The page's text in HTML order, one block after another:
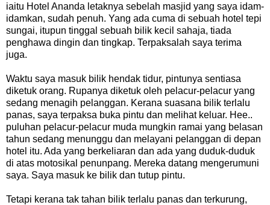
iaitu Hotel Ananda letaknya sebelah masjid yang saya idam-
idamkan, sudah penuh. Yang ada cuma di sebuah hotel tepi
sungai, itupun tinggal sebuah bilik kecil sahaja, tiada
penghawa dingin dan tingkap. Terpaksalah saya terima
juga.
Waktu saya masuk bilik hendak tidur, pintunya sentiasa
diketuk orang. Rupanya diketuk oleh pelacur-pelacur yang
sedang menagih pelanggan. Kerana suasana bilik terlalu
panas, saya terpaksa buka pintu dan melihat keluar. Hee..
puluhan pelacur-pelacur muda mungkin ramai yang belasan
tahun sedang menunggu dan melayani pelanggan di depan
hotel itu. Ada yang berkeliaran dan ada yang duduk-duduk
di atas motosikal penunpang. Mereka datang mengerumuni
saya. Saya masuk ke bilik dan tutup pintu.
Tetapi kerana tak tahan bilik terlalu panas dan terkurung,